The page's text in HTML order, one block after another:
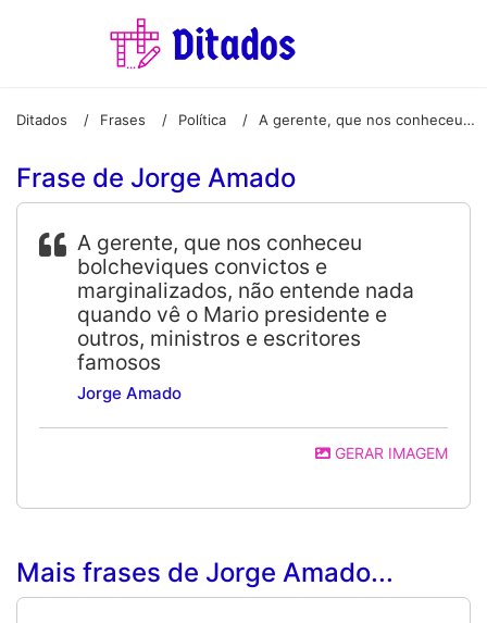
Ditados / Frases / Política / A gerente, que nos conheceu bolcheviques convictos e marginalizados, não entende nada quando vê o Mario presidente e outros, ministros e escritores famosos
Frase de Jorge Amado
A gerente, que nos conheceu
bolcheviques convictos e
marginalizados, não entende nada
quando vê o Mario presidente e
outros, ministros e escritores
famosos
Jorge Amado
GERAR IMAGEM
Mais frases de Jorge Amado...